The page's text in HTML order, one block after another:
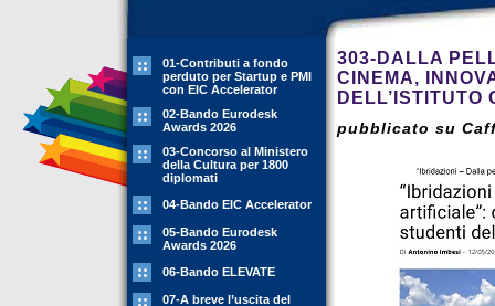
01-Contributi a fondo
perduto per Startup e PMI
con EIC Accelerator
02-Bando Eurodesk
Awards 2026
03-Concorso al Ministero
della Cultura per 1800
diplomati
04-Bando EIC Accelerator
05-Bando Eurodesk
Awards 2026
06-Bando ELEVATE
07-A breve l’uscita del
303-DALLA
CINEMA,
DELL’ISTITUTO
pubblicato su